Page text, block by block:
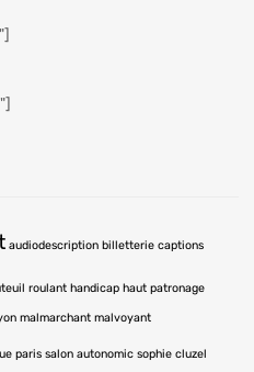
audiodescription billetterie captions
roulant handicap haut patronage
malmarchant malvoyant
paris salon autonomic sophie cluzel